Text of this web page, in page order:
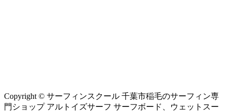
Copyright © サーフィンスクール 千葉市稲毛のサーフィン専
門ショップ アルトイズサーフ サーフボード、ウェットスー